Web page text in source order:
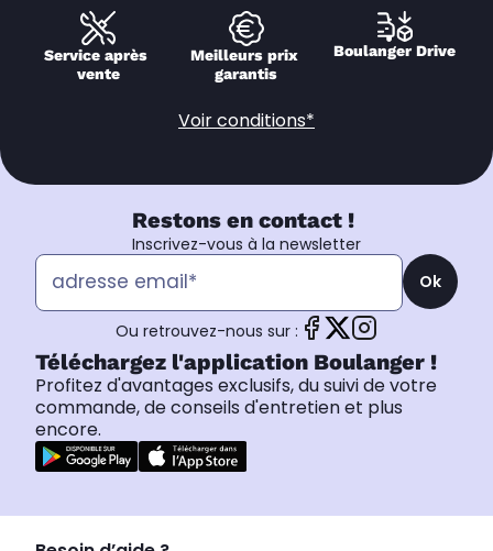
Service après
vente
Meilleurs prix
garantis
Boulanger Drive
Voir conditions*
Restons en contact !
Inscrivez-vous à la newsletter
Ok
Ou retrouvez-nous sur :
Téléchargez l'application Boulanger !
Profitez d'avantages exclusifs, du suivi de votre
commande, de conseils d'entretien et plus
encore.